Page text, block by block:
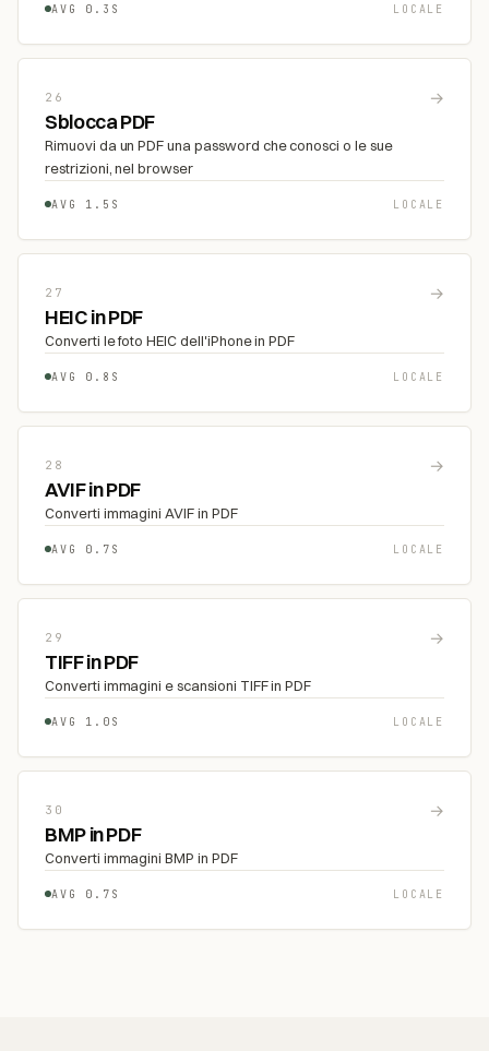
AVG 0.3S LOCALE
26 →
Sblocca PDF
Rimuovi da un PDF una password che conosci o le sue
restrizioni, nel browser
AVG 1.5S LOCALE
27 →
HEIC in PDF
Converti le foto HEIC dell'iPhone in PDF
AVG 0.8S LOCALE
28 →
AVIF in PDF
Converti immagini AVIF in PDF
AVG 0.7S LOCALE
29 →
TIFF in PDF
Converti immagini e scansioni TIFF in PDF
AVG 1.0S LOCALE
30 →
BMP in PDF
Converti immagini BMP in PDF
AVG 0.7S LOCALE